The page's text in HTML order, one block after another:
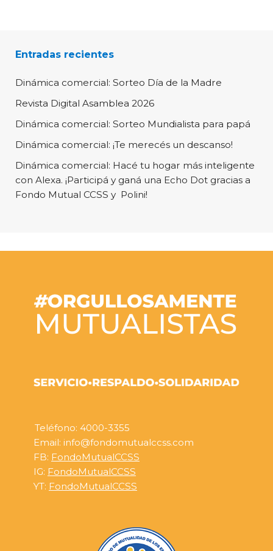
Entradas recientes
Dinámica comercial: Sorteo Día de la Madre
Revista Digital Asamblea 2026
Dinámica comercial: Sorteo Mundialista para papá
Dinámica comercial: ¡Te merecés un descanso!
Dinámica comercial: Hacé tu hogar más inteligente
con Alexa. ¡Participá y ganá una Echo Dot gracias a
Fondo Mutual CCSS y Polini!
Teléfono: 4000-3355
Email: info@fondomutualccss.com
FB: FondoMutualCCSS
IG: FondoMutualCCSS
YT: FondoMutualCCSS